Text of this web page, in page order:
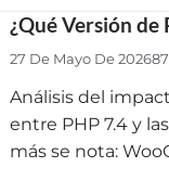
¿Qué Versión de
27 De Mayo De 2026
Análisis del
entre PHP 7.4 y
más se nota: